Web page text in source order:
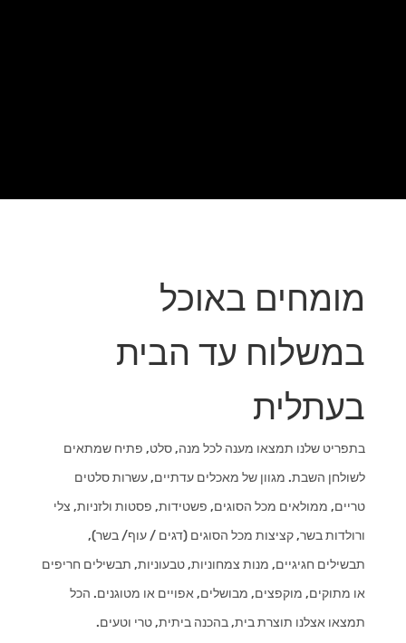
מומחים באוכל
במשלוח עד הבית
בעתלית
בתפריט שלנו תמצאו מענה לכל מנה, סלט, פתיח שמתאים
לשולחן השבת. מגוון של מאכלים עדתיים, עשרות סלטים
טריים, ממולאים מכל הסוגים, פשטידות, פסטות ולזניות, צלי
ורולדות בשר, קציצות מכל הסוגים (דגים / עוף/ בשר),
תבשילים חגיגיים, מנות צמחוניות, טבעוניות, תבשילים חריפים
או מתוקים, מוקפצים, מבושלים, אפויים או מטוגנים. הכל
תמצאו אצלנו תוצרת בית, בהכנה ביתית, טרי וטעים.